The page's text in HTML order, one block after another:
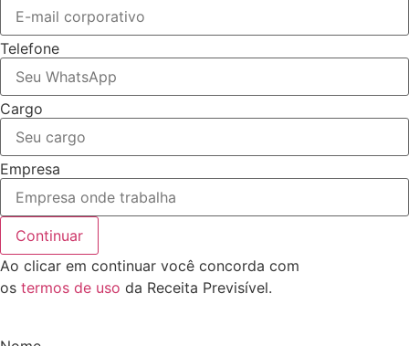
Telefone
Cargo
Empresa
Continuar
Ao clicar em continuar você concorda com
os termos de uso da Receita Previsível.